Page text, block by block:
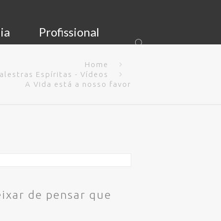
Profissional
Home
Espíritas - Vídeos
A Vida está a nosso favor
de pensar que